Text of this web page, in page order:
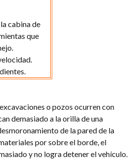
cabina de
que
o pozos ocurren con
demasiado a la orilla de una
de la pared de la
por sobre el borde, el
y no logra detener el vehículo.